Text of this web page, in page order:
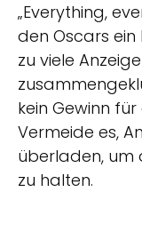
„Everything,
den Oscars ein
zu viele
kein Gewinn
Vermeide es,
überladen, um
zu halten.